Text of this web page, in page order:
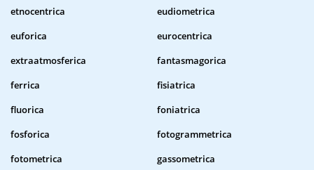
etnocentrica
eudiometrica
euforica
eurocentrica
extraatmosferica
fantasmagorica
ferrica
fisiatrica
fluorica
foniatrica
fosforica
fotogrammetrica
fotometrica
gassometrica